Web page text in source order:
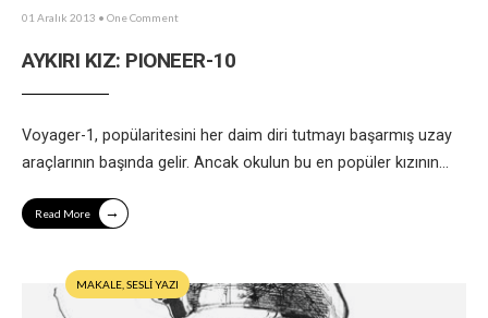
01 Aralık 2013 • One Comment
AYKIRI KIZ: PIONEER-10
Voyager-1, popülaritesini her daim diri tutmayı başarmış uzay
araçlarının başında gelir. Ancak okulun bu en popüler kızının...
Read More →
MAKALE SESLİ YAZI